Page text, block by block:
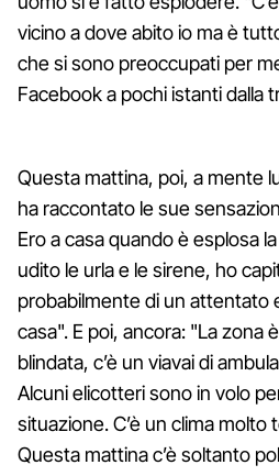
vicino a dove abito io ma è
che si sono preoccupati per
Facebook a pochi istanti dalla
Questa mattina, poi, a mente
ha raccontato le sue
Ero a casa quando è esplosa
udito le urla e le sirene, ho
probabilmente di un attentato
casa". E poi, ancora: "La zona
blindata, c’è un viavai di
Alcuni elicotteri sono in volo
situazione. C’è un clima molto
Questa mattina c’è soltanto